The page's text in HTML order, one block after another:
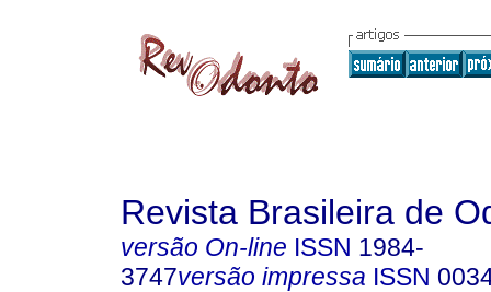
Revista Brasileira de
versão On-line ISSN 1984-
3747versão impressa ISSN